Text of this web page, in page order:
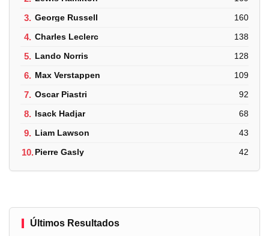
3. George Russell 160
4. Charles Leclerc 138
5. Lando Norris 128
6. Max Verstappen 109
7. Oscar Piastri 92
8. Isack Hadjar 68
9. Liam Lawson 43
10.Pierre Gasly 42
Últimos Resultados